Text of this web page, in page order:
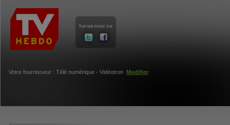
Votre fournisseur : Télé numérique - Vidéotron Modifier